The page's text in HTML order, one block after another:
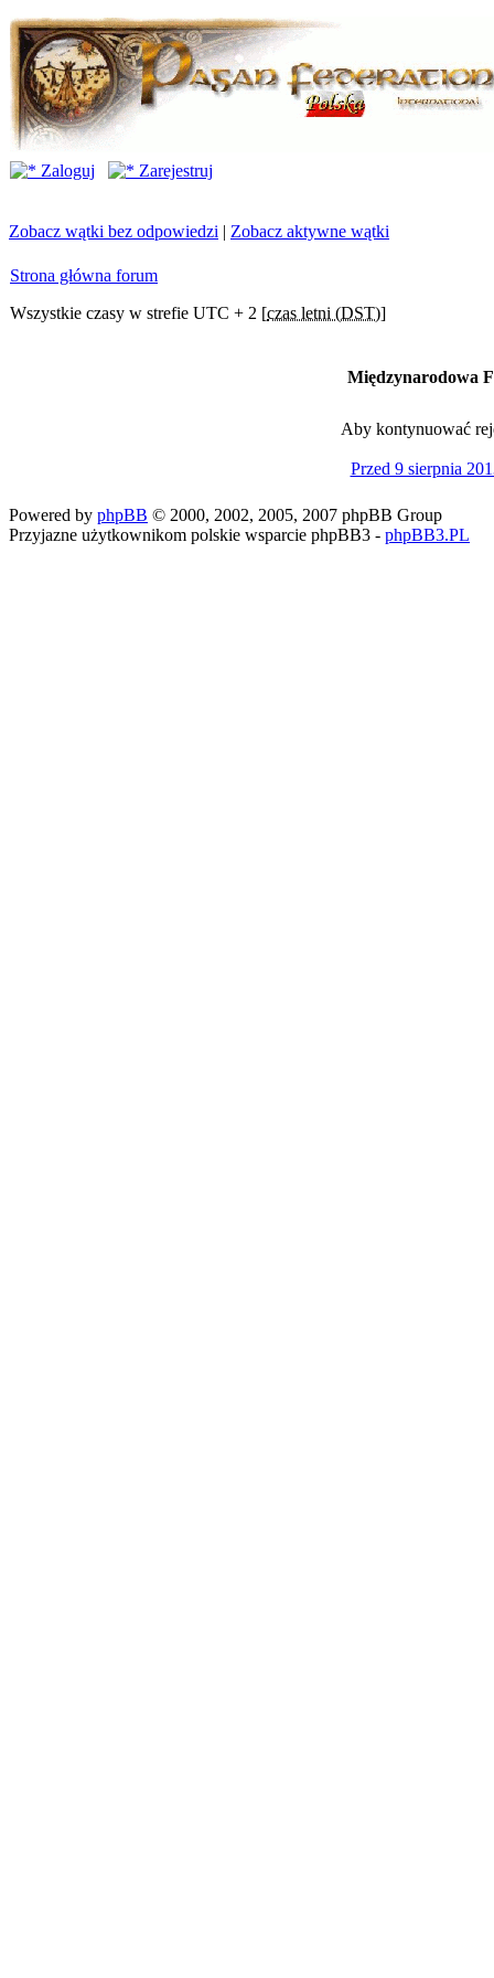
Zaloguj Zarejestruj
Zobacz wątki bez odpowiedzi | Zobacz aktywne wątki
Strona główna forum
Wszystkie czasy w strefie UTC + 2 [czas letni (DST)]
Międzynarodowa
Aby kontynuować
Przed 9 sierpnia
Powered by phpBB © 2000, 2002, 2005, 2007 phpBB Group
Przyjazne użytkownikom polskie wsparcie phpBB3 - phpBB3.PL